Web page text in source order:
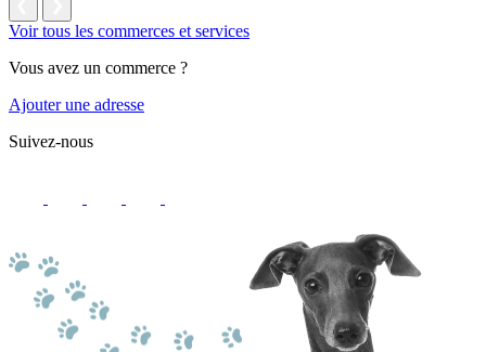
Voir tous les commerces et services
Vous avez un commerce ?
Ajouter une adresse
Suivez-nous